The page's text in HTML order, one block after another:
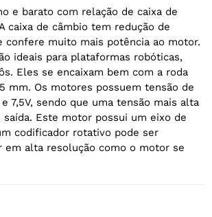
e barato com relação de caixa de
caixa de câmbio tem redução de
confere muito mais potência ao motor.
ideais para plataformas robóticas,
Eles se encaixam bem com a roda
mm. Os motores possuem tensão de
7,5V, sendo que uma tensão mais alta
saída. Este motor possui um eixo de
codificador rotativo pode ser
em alta resolução como o motor se